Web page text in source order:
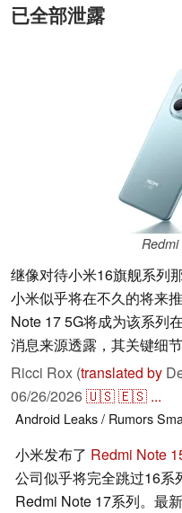
已全部泄露
Redmi
继像对待小米16旗舰系列
小米似乎将在不久的将来
Note 17 5G将成为该系列
消息来源透露，其关键细节
Ricci Rox (translated by
06/26/2026🇺🇸🇪🇸 ...
Android Leaks / Rumors
小米发布了 Redmi Note
公司似乎将完全跳过16系
Redmi Note 17系列。最